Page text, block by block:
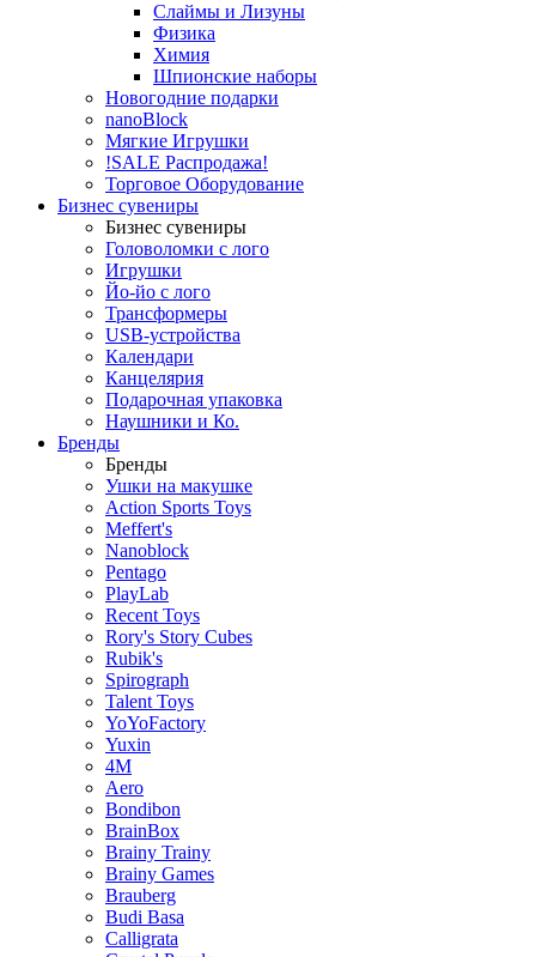
Слаймы и Лизуны
Физика
Химия
Шпионские наборы
Новогодние подарки
nanoBlock
Мягкие Игрушки
!SALE Распродажа!
Торговое Оборудование
Бизнес сувениры
Бизнес сувениры
Головоломки с лого
Игрушки
Йо-йо с лого
Трансформеры
USB-устройства
Календари
Канцелярия
Подарочная упаковка
Наушники и Ко.
Бренды
Бренды
Ушки на макушке
Action Sports Toys
Meffert's
Nanoblock
Pentago
PlayLab
Recent Toys
Rory's Story Cubes
Rubik's
Spirograph
Talent Toys
YoYoFactory
Yuxin
4M
Aero
Bondibon
BrainBox
Brainy Trainy
Brainy Games
Brauberg
Budi Basa
Calligrata